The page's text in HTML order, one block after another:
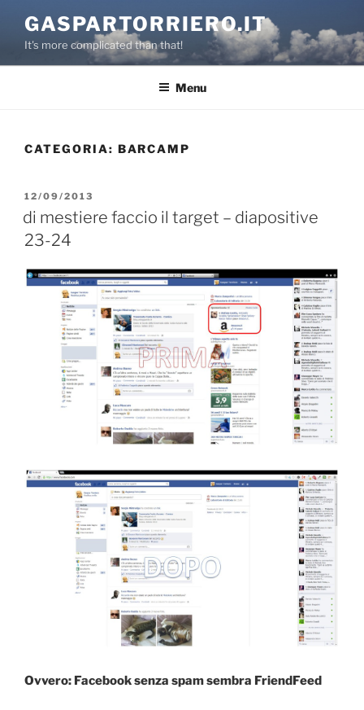
contenuto
GASPARTORRIERO.IT
It's more complicated than that!
Menu
CATEGORIA: BARCAMP
PUBBLICATO
IL
12/09/2013
di mestiere faccio il target – diapositive
23-24
Ovvero: Facebook senza spam sembra FriendFeed